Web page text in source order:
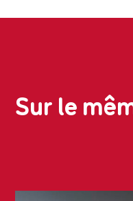
Sur le